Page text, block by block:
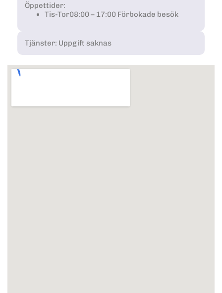
Öppettider:
Tis-Tor08:00 – 17:00 Förbokade besök
Tjänster: Uppgift saknas